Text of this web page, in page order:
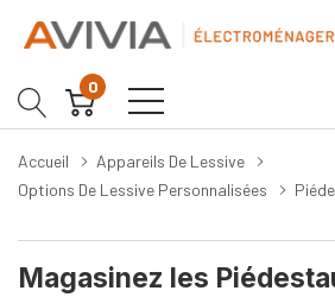
0
Accueil
Appareils De Lessive
Options De Lessive Personnalisées
Magasinez les